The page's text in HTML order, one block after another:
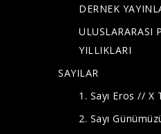
DERNEK
ULUSLARARASI
YILLIKLARI
SAYILAR
1. Sayı Eros // X
2. Sayı